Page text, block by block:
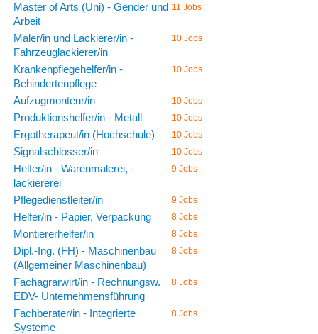
Master of Arts (Uni) - Gender und
Arbeit
11 Jobs
Maler/in und Lackierer/in -
Fahrzeuglackierer/in
10 Jobs
Krankenpflegehelfer/in -
Behindertenpflege
10 Jobs
Aufzugmonteur/in 10 Jobs
Produktionshelfer/in - Metall 10 Jobs
Ergotherapeut/in (Hochschule) 10 Jobs
Signalschlosser/in 10 Jobs
Helfer/in - Warenmalerei, -
lackiererei
9 Jobs
Pflegedienstleiter/in 9 Jobs
Helfer/in - Papier, Verpackung 8 Jobs
Montiererhelfer/in 8 Jobs
Dipl.-Ing. (FH) - Maschinenbau
(Allgemeiner Maschinenbau)
8 Jobs
Fachagrarwirt/in - Rechnungsw.
EDV- Unternehmensführung
8 Jobs
Fachberater/in - Integrierte
Systeme
8 Jobs